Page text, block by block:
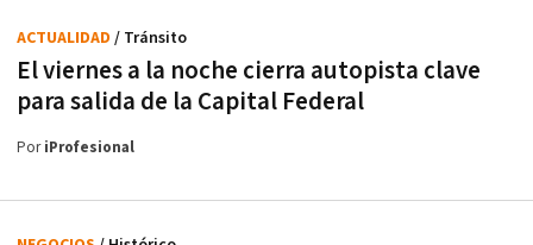
El viernes a la noche cierra autopista clave
para salida de la Capital Federal
ACTUALIDAD / Tránsito
PoriProfesional